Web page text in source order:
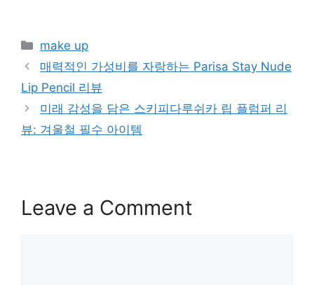
Categories
make up
매력적인 가성비를 자랑하는 Parisa Stay Nude
Lip Pencil 리뷰
미래 감성을 담은 스키피다루쉬카 립 플럼퍼 리
뷰: 겨울철 필수 아이템
Leave a Comment